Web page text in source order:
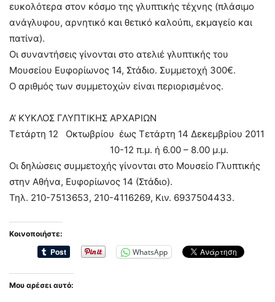
ευκολότερα στον κόσμο της γλυπτικής τέχνης (πλάσιμο
ανάγλυφου, αρνητικό και θετικό καλούπι, εκμαγείο και
πατίνα).
Οι συναντήσεις γίνονται στο ατελιέ γλυπτικής του
Μουσείου Ευφορίωνος 14, Στάδιο. Συμμετοχή 300€.
Ο αριθμός των συμμετοχών είναι περιορισμένος.
Α’ ΚΥΚΛΟΣ ΓΛΥΠΤΙΚΗΣ ΑΡΧΑΡΙΩΝ
Τετάρτη 12 Οκτωβρίου έως Τετάρτη 14 Δεκεμβρίου 2011
10-12 π.μ. ή 6.00 – 8.00 μ.μ.
Οι δηλώσεις συμμετοχής γίνονται στο Μουσείο Γλυπτικής
στην Αθήνα, Ευφορίωνος 14 (Στάδιο).
Τηλ. 210-7513653, 210-4116269, Κιν. 6937504433.
Κοινοποιήστε:
WhatsApp
Μου αρέσει αυτό: